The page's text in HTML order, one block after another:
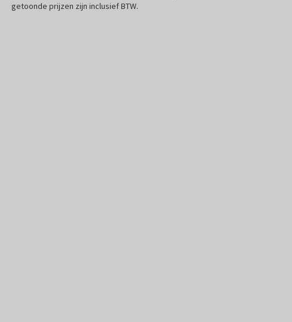
getoonde prijzen zijn inclusief BTW.